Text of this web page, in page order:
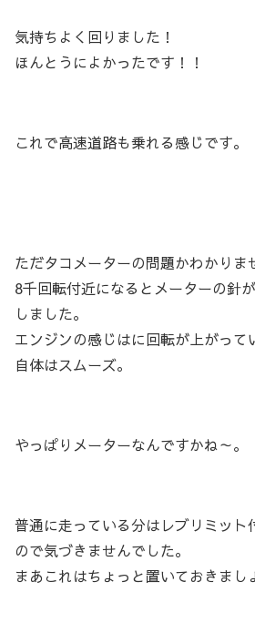
気持ちよく回りました！
ほんとうによかったです！！
これで高速道路も乗れる感じです。
ただタコメーターの問題かわかりま
8千回転付近になるとメーターの針
しました。
エンジンの感じはに回転が上がって
自体はスムーズ。
やっぱりメーターなんですかね～。
普通に走っている分はレブリミット
ので気づきませんでした。
まあこれはちょっと置いておきまし